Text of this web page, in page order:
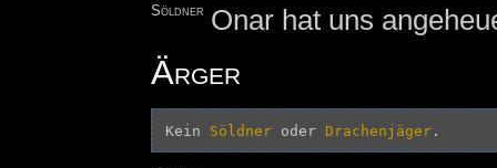
Söldner Onar hat uns
Ärger
Kein Söldner oder Drachenjäger